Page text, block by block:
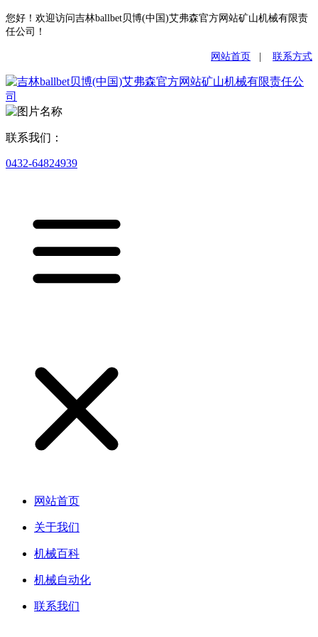
您好！欢迎访问吉林ballbet贝博(中国)艾弗森官方网站矿山机械有限责
任公司！
网站首页 联系方式
联系我们：
0432-64824939
网站首页
关于我们
机械百科
机械自动化
联系我们